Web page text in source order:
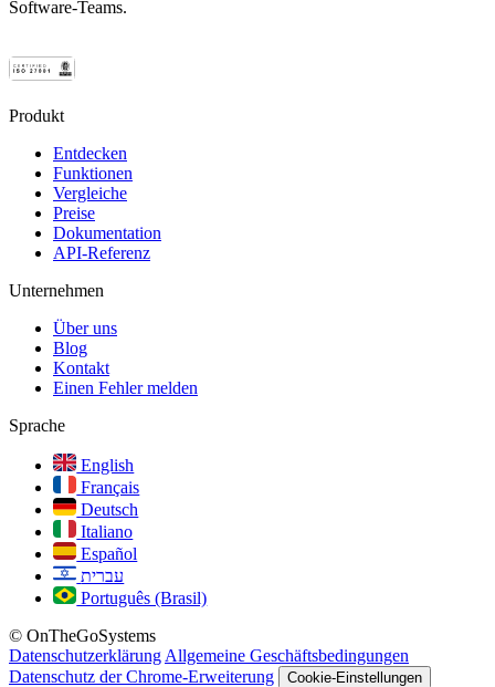
Software-Teams.
Produkt
Entdecken
Funktionen
Vergleiche
Preise
Dokumentation
API-Referenz
Unternehmen
Über uns
Blog
Kontakt
Einen Fehler melden
Sprache
English
Français
Deutsch
Italiano
Español
עברית
Português (Brasil)
© OnTheGoSystems
Datenschutzerklärung Allgemeine Geschäftsbedingungen
Datenschutz der Chrome-Erweiterung
Cookie-Einstellungen